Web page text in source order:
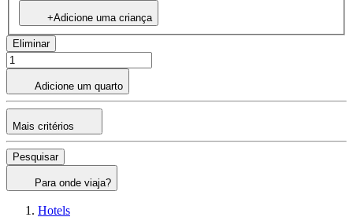
+Adicione uma criança
Eliminar
Adicione um quarto
Mais critérios
Pesquisar
Para onde viaja?
Hotels